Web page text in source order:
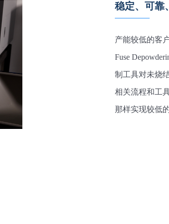
稳定、可靠
产能较低的客
Fuse
制工具对未烧
相关流程和工
那样实现较低